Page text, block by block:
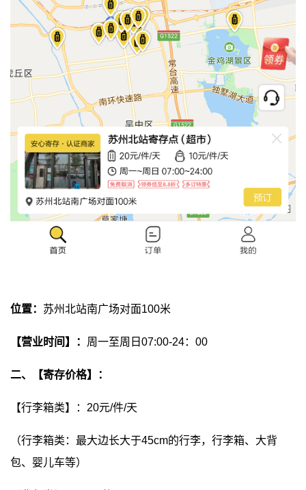
位置： 苏州北站南广场对面100米
【营业时间】： 周一至周日07:00-24：00
二、【寄存价格】：
【行李箱类】：20元/件/天
（行李箱类：最大边长大于45cm的行李，行李箱、大背
包、婴儿车等）